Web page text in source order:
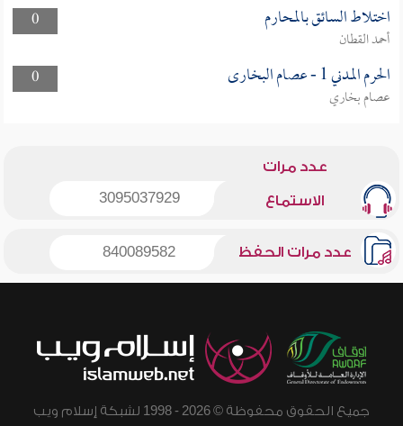
0
اختلاط السائق بالمحارم
أحمد القطان
0
الحرم المدني 1 - عصام البخارى
عصام بخاري
عدد مرات
الاستماع 3095037929
عدد مرات الحفظ 840089582
جميع الحقوق محفوظة © 2026 - 1998 لشبكة إسلام ويب